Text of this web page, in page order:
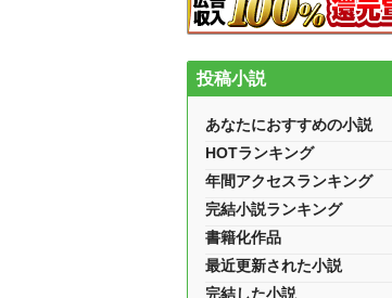
投稿小説
あなたにおすすめの小説
HOTランキング
年間アクセスランキング
完結小説ランキング
書籍化作品
最近更新された小説
完結した小説